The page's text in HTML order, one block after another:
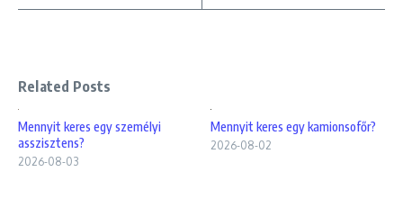
Related Posts
Mennyit keres egy személyi
asszisztens?
2026-08-03
Mennyit keres egy kamionsofőr?
2026-08-02